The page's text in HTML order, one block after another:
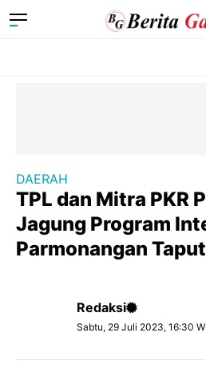
DAERAH
TPL dan Mitra PKR
Jagung Program
Parmonangan Taput
Redaksi
Sabtu, 29 Juli 2023, 16:30